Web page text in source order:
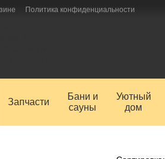
Политика конфиденциальности
Запчасти
Бани и
сауны
Уютный
дом